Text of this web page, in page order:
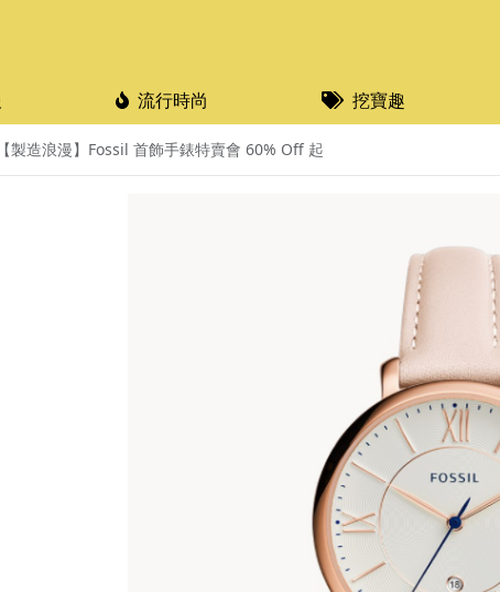
流行時尚 挖寶趣
【製造浪漫】Fossil 首飾手錶特賣會 60% Off 起